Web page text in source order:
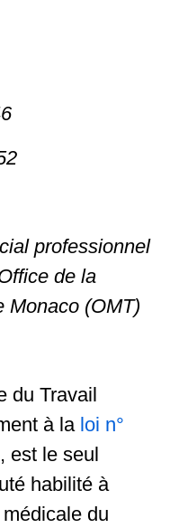
professionnel
de la
Monaco (OMT)
du Travail
à la loi n°
, est le seul
habilité à
du